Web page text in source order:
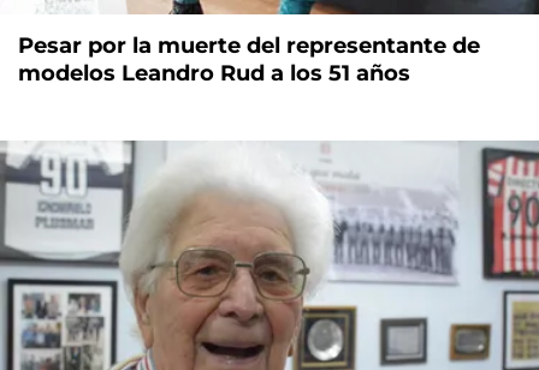
Pesar por la muerte del representante de
modelos Leandro Rud a los 51 años